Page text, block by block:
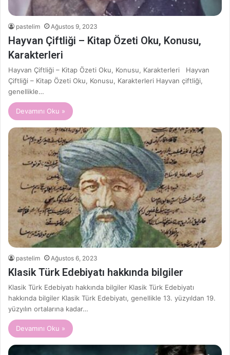
pastelim Ağustos 9, 2023
Hayvan Çiftliği – Kitap Özeti Oku, Konusu,
Karakterleri
Hayvan Çiftliği – Kitap Özeti Oku, Konusu, Karakterleri Hayvan
Çiftliği – Kitap Özeti Oku, Konusu, Karakterleri Hayvan çiftliği,
genellikle…
Devamını Oku »
pastelim Ağustos 6, 2023
Klasik Türk Edebiyatı hakkında bilgiler
Klasik Türk Edebiyatı hakkında bilgiler Klasik Türk Edebiyatı
hakkında bilgiler Klasik Türk Edebiyatı, genellikle 13. yüzyıldan 19.
yüzyılın ortalarına kadar…
Devamını Oku »